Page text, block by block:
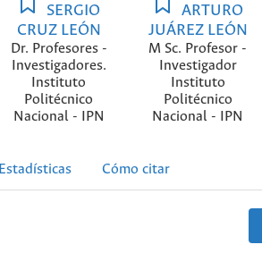
SERGIO
CRUZ LEÓN
Dr. Profesores -
Investigadores.
Instituto
Politécnico
Nacional - IPN
ARTURO
JUÁREZ LEÓN
M Sc. Profesor -
Investigador
Instituto
Politécnico
Nacional - IPN
Estadísticas Cómo citar